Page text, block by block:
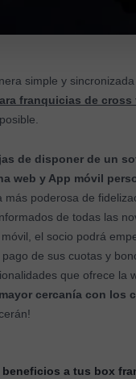
simple y
franquicias de cross
de disponer de un
web y App móvil
poderosa de
de todas las
el socio podrá
de sus cuotas y
que ofrece la
mayor cercanía con los
a tus box